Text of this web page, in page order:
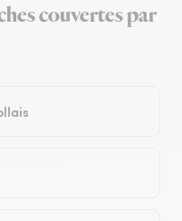
couvertes par